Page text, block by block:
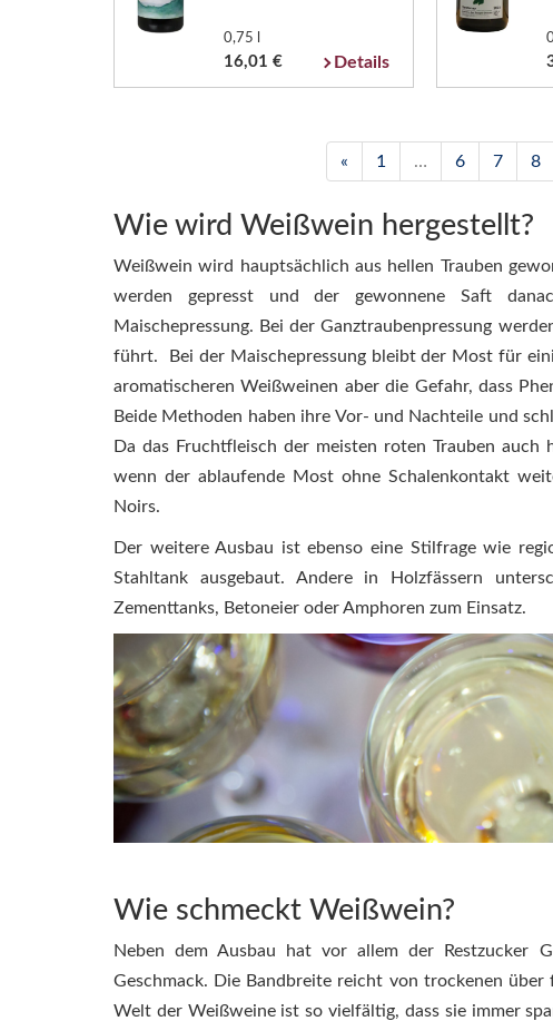
0,75 l
16,01 € Details
« 1 … 6 7 8
Wie wird Weißwein hergestellt?
Weißwein wird hauptsächlich aus hellen Trauben
werden gepresst und der gewonnene Saft
Maischepressung. Bei der Ganztraubenpressung
führt. Bei der Maischepressung bleibt der Most für
aromatischeren Weißweinen aber die Gefahr, dass
Beide Methoden haben ihre Vor- und Nachteile und
Da das Fruchtfleisch der meisten roten Trauben
wenn der ablaufende Most ohne Schalenkontakt
Noirs.
Der weitere Ausbau ist ebenso eine Stilfrage wie
Stahltank ausgebaut. Andere in Holzfässern
Zementtanks, Betoneier oder Amphoren zum Einsatz.
Wie schmeckt Weißwein?
Neben dem Ausbau hat vor allem der Restzucker
Geschmack. Die Bandbreite reicht von trockenen
Welt der Weißweine ist so vielfältig, dass sie immer